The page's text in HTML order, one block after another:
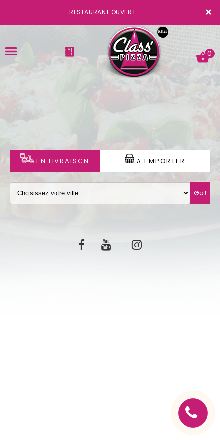
×
RESTAURANT OUVERT
ACCUEIL
VOTRE COMPTE
NOTRE RESTAURANT
VOS AVIS
0
EN LIVRAISON A EMPORTER
Go!